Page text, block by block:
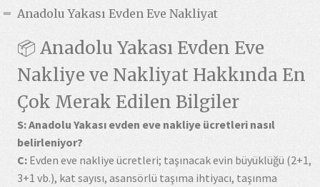
Anadolu Yakası Evden Eve Nakliyat
📦 Anadolu Yakası Evden Eve
Nakliye ve Nakliyat Hakkında En
Çok Merak Edilen Bilgiler
S: Anadolu Yakası evden eve nakliye ücretleri nasıl
belirleniyor?
C: Evden eve nakliye ücretleri; taşınacak evin büyüklüğü (2+1,
3+1 vb.), kat sayısı, asansörlü taşıma ihtiyacı, taşınma